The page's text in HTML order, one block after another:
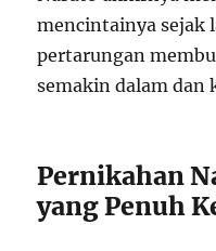
mencintainya sejak
pertarungan
semakin dalam dan
Pernikahan
yang Penuh